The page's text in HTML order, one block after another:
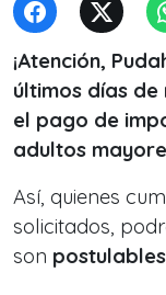
¡Atención,
últimos días
el pago de
adultos
Así, quienes
solicitados,
son